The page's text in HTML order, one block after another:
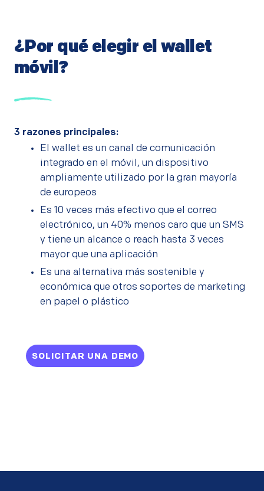
¿Por qué elegir el wallet
móvil?
3 razones principales:
El wallet es un canal de comunicación
integrado en el móvil, un dispositivo
ampliamente utilizado por la gran mayoría
de europeos
Es 10 veces más efectivo que el correo
electrónico, un 40% menos caro que un SMS
y tiene un alcance o reach hasta 3 veces
mayor que una aplicación
Es una alternativa más sostenible y
económica que otros soportes de marketing
en papel o plástico
SOLICITAR UNA DEMO